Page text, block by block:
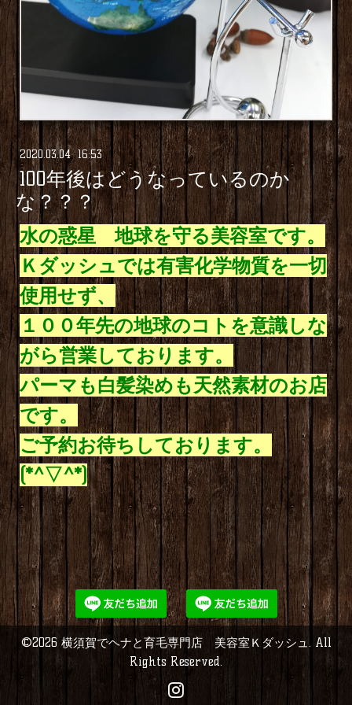
2020.03.04 16:53
100年後はどうなっているのか
な？？？
水の惑星 地球を守る美容室です。
Ｋダッシュでは有害化学物質を一切
使用せず、
１００年先の地球のコトを意識しな
がら営業しております。
パーマも白髪染めも天然素材のお店
です。
ご予約お待ちしております。
(*^▽^*)
©2026 横須賀でヘナと育毛専門店 美容室Ｋダッシュ. All
Rights Reserved.